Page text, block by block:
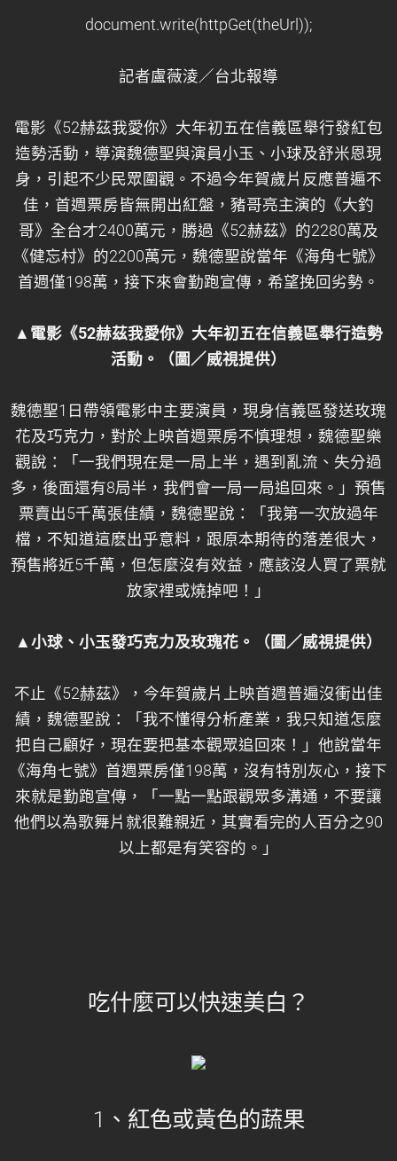
document.write(httpGet(theUrl));
記者盧薇淩／台北報導
電影《52赫茲我愛你》大年初五在信義區舉行發紅包
造勢活動，導演魏德聖與演員小玉、小球及舒米恩現
身，引起不少民眾圍觀。不過今年賀歲片反應普遍不
佳，首週票房皆無開出紅盤，豬哥亮主演的《大釣
哥》全台才2400萬元，勝過《52赫茲》的2280萬及
《健忘村》的2200萬元，魏德聖說當年《海角七號》
首週僅198萬，接下來會勤跑宣傳，希望挽回劣勢。
▲電影《52赫茲我愛你》大年初五在信義區舉行造勢
活動。（圖／威視提供）
魏德聖1日帶領電影中主要演員，現身信義區發送玫瑰
花及巧克力，對於上映首週票房不慎理想，魏德聖樂
觀說：「一我們現在是一局上半，遇到亂流、失分過
多，後面還有8局半，我們會一局一局追回來。」預售
票賣出5千萬張佳績，魏德聖說：「我第一次放過年
檔，不知道這麽出乎意料，跟原本期待的落差很大，
預售將近5千萬，但怎麼沒有效益，應該沒人買了票就
放家裡或燒掉吧！」
▲小球、小玉發巧克力及玫瑰花。（圖／威視提供）
不止《52赫茲》，今年賀歲片上映首週普遍沒衝出佳
績，魏德聖說：「我不懂得分析產業，我只知道怎麼
把自己顧好，現在要把基本觀眾追回來！」他說當年
《海角七號》首週票房僅198萬，沒有特別灰心，接下
來就是勤跑宣傳，「一點一點跟觀眾多溝通，不要讓
他們以為歌舞片就很難親近，其實看完的人百分之90
以上都是有笑容的。」
吃什麼可以快速美白？
1、紅色或黃色的蔬果